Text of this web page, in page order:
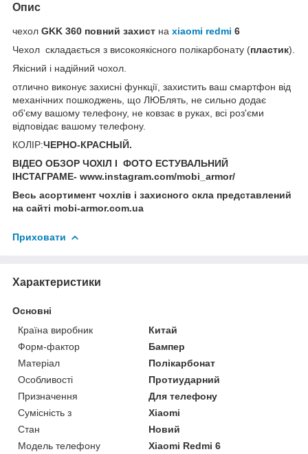
Опис
чехол GKK 360 повний захист на xiaomi redmi 6
Чехол складається з високоякісного полікарбонату (пластик).
Якісний і надійний чохол.
отлично виконує захисні функції, захистить ваш смартфон від
механічних пошкоджень, що ЛЮБлять, не сильно додає
об'єму вашому телефону, не ковзає в руках, всі роз'єми
відповідає вашому телефону.
КОЛІР:ЧЕРНО-КРАСНЫЙ.
ВІДЕО ОБЗОР ЧОХІЛ І ФОТО ЕСТУВАЛЬНИЙ
ІНСТАГРАМЕ- www.instagram.com/mobi_armor/
Весь асортимент чохлів і захисного скла представлений
на сайті mobi-armor.com.ua
Приховати
Характеристики
Основні
Країна виробник
Китай
Форм-фактор
Бампер
Матеріал
Полікарбонат
Особливості
Протиударний
Призначення
Для телефону
Сумісність з
Xiaomi
Стан
Новий
Модель телефону
Xiaomi Redmi 6